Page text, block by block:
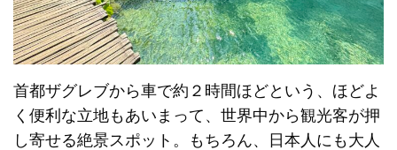
首都ザグレブから車で約２時間ほどという、ほどよ
く便利な立地もあいまって、世界中から観光客が押
し寄せる絶景スポット。もちろん、日本人にも大人